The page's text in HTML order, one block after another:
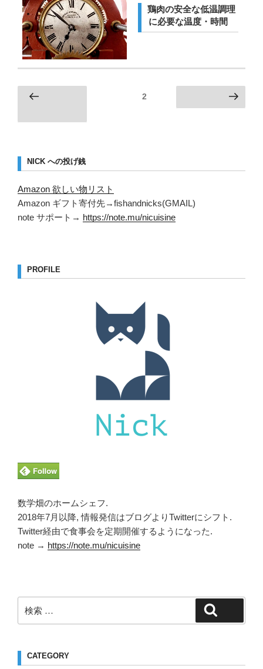
鶏肉の安全な低温調理
に必要な温度・時間
ナ
ゲ
ー
シ
ョ
ン
前のペー
ページ2 次のページ
NICK への投げ銭
Amazon 欲しい物リスト
Amazon ギフト寄付先→fishandnicks(GMAIL)
note サポート→ https://note.mu/nicuisine
PROFILE
数学畑のホームシェフ.
2018年7月以降, 情報発信はブログよりTwitterにシフト.
Twitter経由で食事会を定期開催するようになった.
note → https://note.mu/nicuisine
索:
CATEGORY